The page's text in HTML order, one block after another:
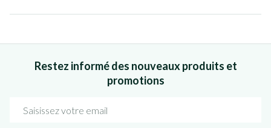
Restez informé des nouveaux produits et
promotions